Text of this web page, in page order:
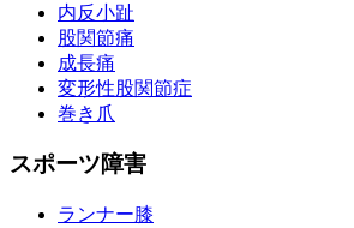
内反小趾
股関節痛
成長痛
変形性股関節症
巻き爪
スポーツ障害
ランナー膝